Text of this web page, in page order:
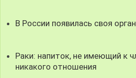
В России появилась своя
Раки: напиток, не имеющий к
никакого отношения